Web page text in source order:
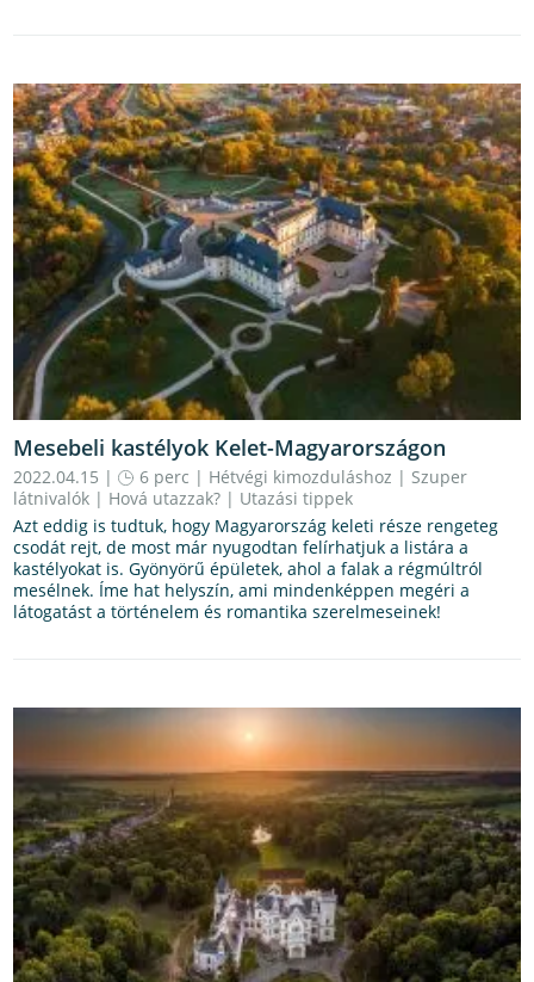
Mesebeli kastélyok Kelet-Magyarországon
2022.04.15 | 6 perc | Hétvégi kimozduláshoz | Szuper
látnivalók | Hová utazzak? | Utazási tippek
Azt eddig is tudtuk, hogy Magyarország keleti része rengeteg
csodát rejt, de most már nyugodtan felírhatjuk a listára a
kastélyokat is. Gyönyörű épületek, ahol a falak a régmúltról
mesélnek. Íme hat helyszín, ami mindenképpen megéri a
látogatást a történelem és romantika szerelmeseinek!